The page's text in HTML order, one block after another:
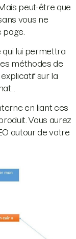
peut-être que
vous ne
qui lui permettra
méthodes de
sur la
en liant ces
Vous aurez
autour de votre